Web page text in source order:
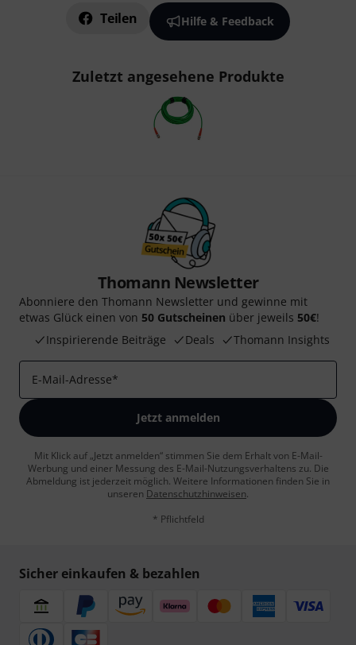
Teilen Hilfe & Feedback
Zuletzt angesehene Produkte
Thomann Newsletter
Abonniere den Thomann Newsletter und gewinne mit
etwas Glück einen von 50 Gutscheinen über jeweils 50€!
Inspirierende Beiträge
Deals Thomann Insights
E-Mail-Adresse*
Jetzt anmelden
Mit Klick auf „Jetzt anmelden“ stimmen Sie dem Erhalt von E-Mail-
Werbung und einer Messung des E-Mail-Nutzungsverhaltens zu. Die
Abmeldung ist jederzeit möglich. Weitere Informationen finden Sie in
unseren Datenschutzhinweisen.
* Pflichtfeld
Sicher einkaufen & bezahlen